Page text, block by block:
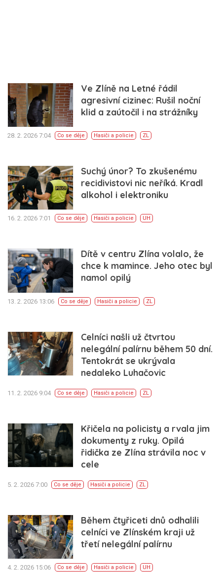
Ve Zlíně na Letné řádil
agresivní cizinec: Rušil noční
klid a zaútočil i na strážníky
28. 2. 2026 7:04 Co se děje Hasiči a policie ZL
Suchý únor? To zkušenému
recidivistovi nic neříká. Kradl
alkohol i elektroniku
16. 2. 2026 7:01 Co se děje Hasiči a policie UH
Dítě v centru Zlína volalo, že
chce k mamince. Jeho otec byl
namol opilý
13. 2. 2026 13:06 Co se děje Hasiči a policie ZL
Celníci našli už čtvrtou
nelegální palírnu během 50 dní.
Tentokrát se ukrývala
nedaleko Luhačovic
11. 2. 2026 9:04 Co se děje Hasiči a policie ZL
Křičela na policisty a rvala jim
dokumenty z ruky. Opilá
řidička ze Zlína strávila noc v
cele
5. 2. 2026 7:00 Co se děje Hasiči a policie ZL
Během čtyřiceti dnů odhalili
celníci ve Zlínském kraji už
třetí nelegální palírnu
4. 2. 2026 15:06 Co se děje Hasiči a policie UH